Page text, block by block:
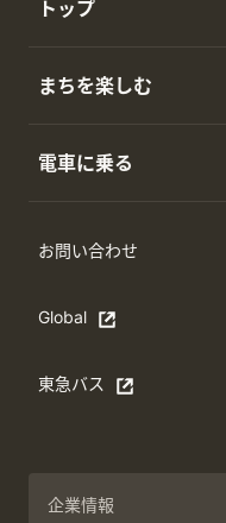
トップ
まちを楽しむ
電車に乗る
お問い合わせ
Global
Open in a new window
東急バス
別ウィンドウで開く
企業情報